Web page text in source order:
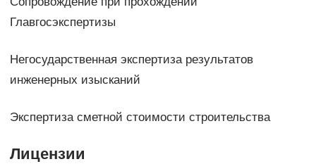
Главгосэкспертизы
Негосударственная экспертиза результатов
инженерных изысканий
Экспертиза сметной стоимости строительства
Лицензии